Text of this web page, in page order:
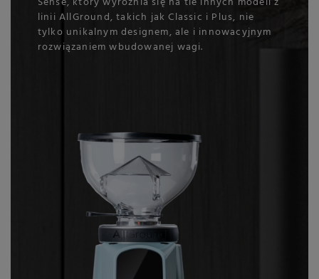
linii AllGround, takich jak Classic i Plus, nie
tylko unikalnym designem, ale i innowacyjnym
rozwiązaniem wbudowanej wagi.